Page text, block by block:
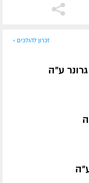
זכרון להולכים »
ע״ה